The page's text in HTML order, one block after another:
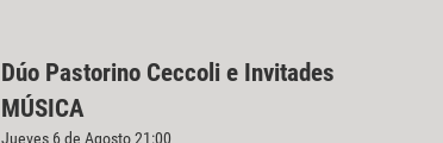
Dúo Pastorino Ceccoli e Invitades
MÚSICA
Jueves 6 de Agosto 21:00